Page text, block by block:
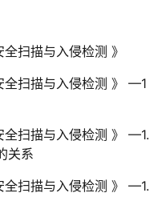
扫描与入侵检测 》
全扫描与入侵检测 》 —1
全扫描与入侵检测 》 —1.
关系
全扫描与入侵检测 》 —1.